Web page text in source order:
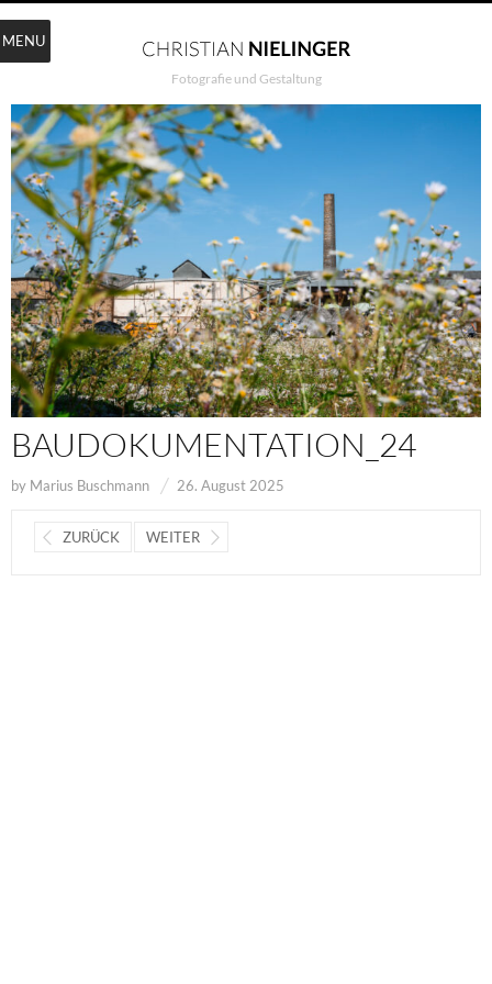
Fotografie und Gestaltung
BAUDOKUMENTATION_24
by Marius Buschmann 26. August 2025
ZURÜCK WEITER
MENU